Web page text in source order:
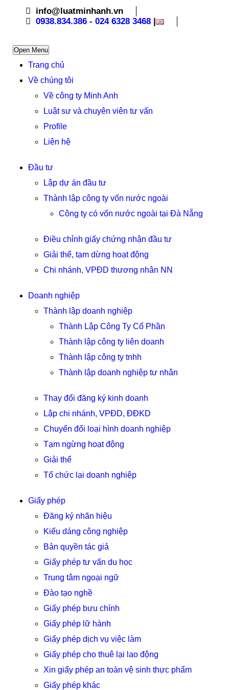
info@luatminhanh.vn
0938.834.386 - 024 6328 3468 |
Open Menu
Trang chủ
Về chúng tôi
Về công ty Minh Anh
Luật sư và chuyên viên tư vấn
Profile
Liên hệ
Đầu tư
Lập dự án đầu tư
Thành lập công ty vốn nước ngoài
Công ty có vốn nước ngoài tại Đà Nẵng
Điều chỉnh giấy chứng nhận đầu tư
Giải thể, tạm dừng hoạt động
Chi nhánh, VPĐD thương nhân NN
Doanh nghiệp
Thành lập doanh nghiệp
Thành Lập Công Ty Cổ Phần
Thành lập công ty liên doanh
Thành lập công ty tnhh
Thành lập doanh nghiệp tư nhân
Thay đổi đăng ký kinh doanh
Lập chi nhánh, VPĐD, ĐĐKD
Chuyển đổi loại hình doanh nghiệp
Tạm ngừng hoạt động
Giải thể
Tổ chức lại doanh nghiệp
Giấy phép
Đăng ký nhãn hiệu
Kiểu dáng công nghiệp
Bản quyền tác giả
Giấy phép tư vấn du học
Trung tâm ngoại ngữ
Đào tạo nghề
Giấy phép bưu chính
Giấy phép lữ hành
Giấy phép dịch vụ việc làm
Giấy phép cho thuê lại lao động
Xin giấy phép an toàn vệ sinh thực phẩm
Giấy phép khác